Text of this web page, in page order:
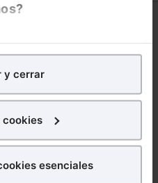
tu experienciaen
con fines publicitarios,
y contenidos de tu
y cerrar
cookies
esenciales